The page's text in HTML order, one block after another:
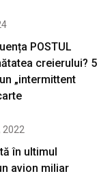
POSTUL
creierului? 5
„intermittent
2022
în ultimul
avion miliar